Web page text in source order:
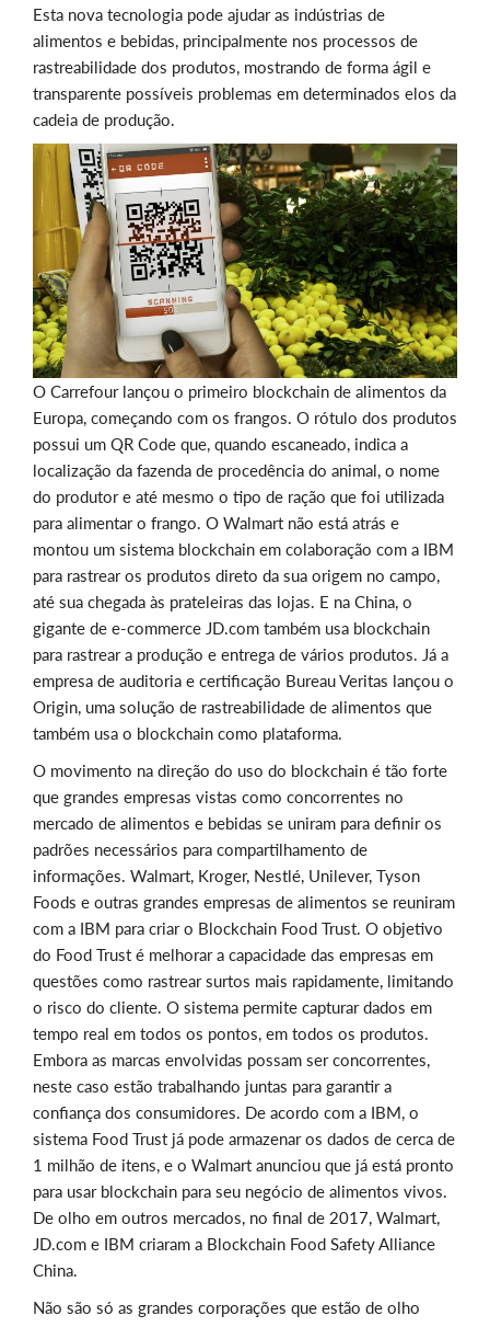
Esta nova tecnologia pode ajudar as indústrias de
alimentos e bebidas, principalmente nos processos de
rastreabilidade dos produtos, mostrando de forma ágil e
transparente possíveis problemas em determinados elos da
cadeia de produção.
O Carrefour lançou o primeiro blockchain de alimentos da
Europa, começando com os frangos. O rótulo dos produtos
possui um QR Code que, quando escaneado, indica a
localização da fazenda de procedência do animal, o nome
do produtor e até mesmo o tipo de ração que foi utilizada
para alimentar o frango. O Walmart não está atrás e
montou um sistema blockchain em colaboração com a IBM
para rastrear os produtos direto da sua origem no campo,
até sua chegada às prateleiras das lojas. E na China, o
gigante de e-commerce JD.com também usa blockchain
para rastrear a produção e entrega de vários produtos. Já a
empresa de auditoria e certificação Bureau Veritas lançou o
Origin, uma solução de rastreabilidade de alimentos que
também usa o blockchain como plataforma.
O movimento na direção do uso do blockchain é tão forte
que grandes empresas vistas como concorrentes no
mercado de alimentos e bebidas se uniram para definir os
padrões necessários para compartilhamento de
informações. Walmart, Kroger, Nestlé, Unilever, Tyson
Foods e outras grandes empresas de alimentos se reuniram
com a IBM para criar o Blockchain Food Trust. O objetivo
do Food Trust é melhorar a capacidade das empresas em
questões como rastrear surtos mais rapidamente, limitando
o risco do cliente. O sistema permite capturar dados em
tempo real em todos os pontos, em todos os produtos.
Embora as marcas envolvidas possam ser concorrentes,
neste caso estão trabalhando juntas para garantir a
confiança dos consumidores. De acordo com a IBM, o
sistema Food Trust já pode armazenar os dados de cerca de
1 milhão de itens, e o Walmart anunciou que já está pronto
para usar blockchain para seu negócio de alimentos vivos.
De olho em outros mercados, no final de 2017, Walmart,
JD.com e IBM criaram a Blockchain Food Safety Alliance
China.
Não são só as grandes corporações que estão de olho